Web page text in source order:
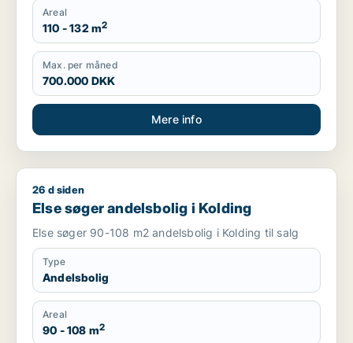
Areal
110 - 132 m2
Max. per måned
700.000 DKK
Mere info
Else søger andelsbolig i Kolding
26 d siden
Else søger andelsbolig i Kolding
Else søger 90-108 m2 andelsbolig i Kolding til salg
Type
Andelsbolig
Areal
90 - 108 m2